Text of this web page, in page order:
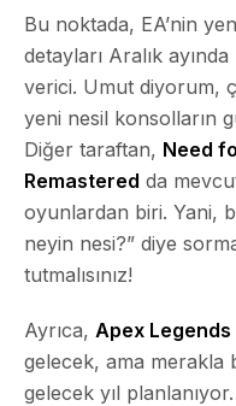
Bu noktada, EA’nin
detayları Aralık
verici. Umut diyorum,
yeni nesil konsolların
Diğer taraftan, Need
Remastered da
oyunlardan biri. Yani,
neyin nesi?” diye
tutmalısınız!
Ayrıca, Apex Legends
gelecek, ama merakla
gelecek yıl